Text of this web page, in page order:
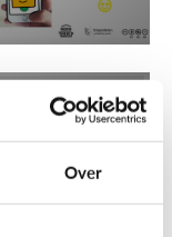
Over